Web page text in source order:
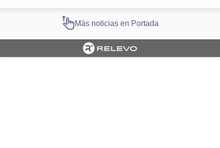
Más noticias en Portada